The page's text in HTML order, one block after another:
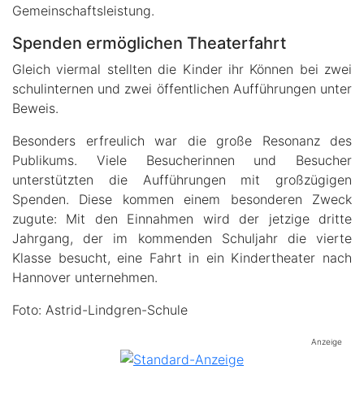
Gemeinschaftsleistung.
Spenden ermöglichen Theaterfahrt
Gleich viermal stellten die Kinder ihr Können bei zwei
schulinternen und zwei öffentlichen Aufführungen unter
Beweis.
Besonders erfreulich war die große Resonanz des
Publikums. Viele Besucherinnen und Besucher
unterstützten die Aufführungen mit großzügigen
Spenden. Diese kommen einem besonderen Zweck
zugute: Mit den Einnahmen wird der jetzige dritte
Jahrgang, der im kommenden Schuljahr die vierte
Klasse besucht, eine Fahrt in ein Kindertheater nach
Hannover unternehmen.
Foto: Astrid-Lindgren-Schule
Anzeige